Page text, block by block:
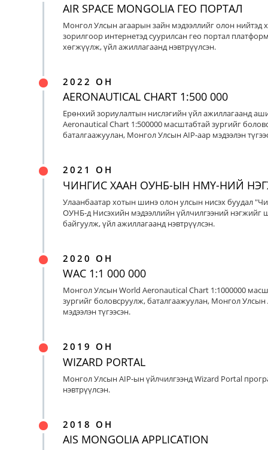
AIR SPACE MONGOLIA ГЕО ПОРТАЛ
Монгол Улсын агаарын зайн мэдээллийг олон нийтэд
зорилгоор интернетэд суурилсан гео портал
хөгжүүлж, үйл ажиллагаанд нэвтрүүлсэн.
2022 ОН
AERONAUTICAL CHART 1:500 000
Ерөнхий зориулалтын нислэгийн үйл ажиллагаанд
Aeronautical Chart 1:500000 масштабтай зургийг
баталгаажуулан, Монгол Улсын AIP-аар мэдээлэн
2021 ОН
ЧИНГИС ХААН ОУНБ-ЫН НМҮ-НИЙ
Улаанбаатар хотын шинэ олон улсын нисэх буудал
ОУНБ-д Нисэхийн мэдээллийн үйлчилгээний нэгжийг
байгуулж, үйл ажиллагаанд нэвтрүүлсэн.
2020 ОН
WAC 1:1 000 000
Монгол Улсын World Aeronautical Chart 1:1000000
зургийг боловсруулж, баталгаажуулан, Монгол Улсын
мэдээлэн түгээсэн.
2019 ОН
WIZARD PORTAL
Монгол Улсын AIP-ын үйлчилгээнд Wizard Portal
нэвтрүүлсэн.
2018 ОН
AIS MONGOLIA APPLICATION